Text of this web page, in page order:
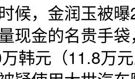
候，金润玉被
现金的名贵手
韩元（11.8万